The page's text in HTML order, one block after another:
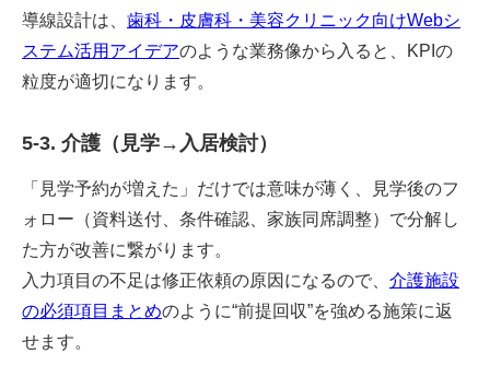
導線設計は、 歯科・皮膚科・美容クリニック向けWebシ
ステム活用アイデアのような業務像から入ると、KPIの
粒度が適切になります。
5-3. 介護（見学→入居検討）
「見学予約が増えた」だけでは意味が薄く、見学後のフ
ォロー（資料送付、条件確認、家族同席調整）で分解し
た方が改善に繋がります。
入力項目の不足は修正依頼の原因になるので、 介護施設
の必須項目まとめのように“前提回収”を強める施策に返
せます。